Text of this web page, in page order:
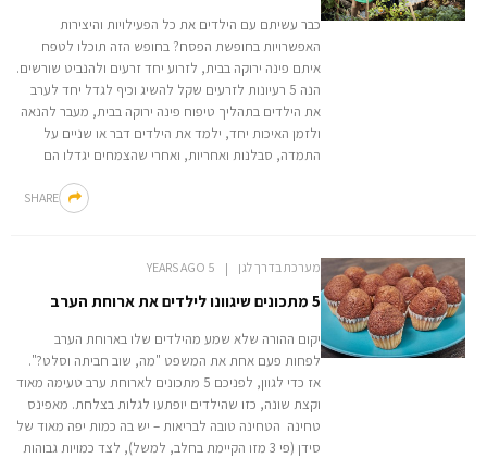
כבר עשיתם עם הילדים את כל הפעילויות והיצירות
האפשרויות בחופשת הפסח? בחופש הזה תוכלו לטפח
איתם פינה ירוקה בבית, לזרוע יחד זרעים ולהנביט שורשים.
הנה 5 רעיונות לזרעים שקל להשיג וכיף לגדל יחד לערב
את הילדים בתהליך טיפוח פינה ירוקה בבית, מעבר להנאה
ולזמן האיכות יחד, ילמד את הילדים דבר או שניים על
התמדה, סבלנות ואחריות, ואחרי שהצמחים יגדלו הם
SHARE
מערכת בדרך לגן 5 YEARS AGO
5 מתכונים שיגוונו לילדים את ארוחת הערב
יקום ההורה שלא שמע מהילדים שלו בארוחת הערב
לפחות פעם אחת את המשפט "מה, שוב חביתה וסלט?".
אז כדי לגוון, לפניכם 5 מתכונים לארוחת ערב טעימה מאוד
וקצת שונה, כזו שהילדים יופתעו לגלות בצלחת. מאפינס
טחינה הטחינה טובה לבריאות – יש בה כמות יפה מאוד של
סידן (פי 3 מזו הקיימת בחלב, למשל), לצד כמויות גבוהות